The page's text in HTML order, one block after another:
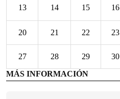
13 14 15 16
20 21 22 23
27 28 29 30
MÁS INFORMACIÓN